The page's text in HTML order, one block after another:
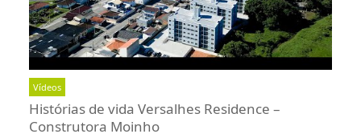
Vídeos
Histórias de vida Versalhes Residence –
Construtora Moinho